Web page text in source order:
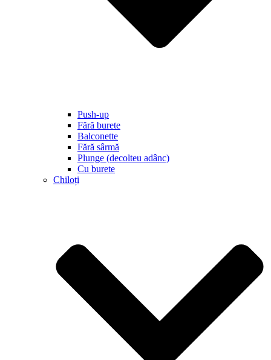
Push-up
Fără burete
Balconette
Fără sârmă
Plunge (decolteu adânc)
Cu burete
Chiloți